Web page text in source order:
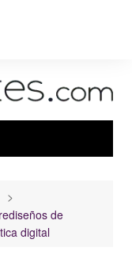
de
digital